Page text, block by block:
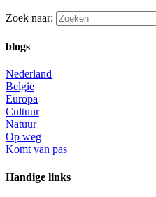
Zoek naar:
blogs
Nederland
Belgie
Europa
Cultuur
Natuur
Op weg
Komt van pas
Handige links